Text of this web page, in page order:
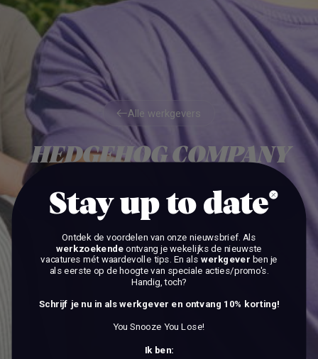
Alle werkgevers
Alle werkgevers
HEDGEHOG COMPANY
BEKIJK DE VACATURES
BEKIJK DE VACATURES
Stay up to date
Ontdek de voordelen van onze nieuwsbrief. Als
werkzoekendeontvang je wekelijks de nieuwste
vacatures mét waardevolle tips. En als werkgever ben je
als eerste op de hoogte van speciale acties/promo's.
Handig, toch?
Schrijf je nu in als werkgever en ontvang 10% korting!
You Snooze You Lose!
Ik ben: